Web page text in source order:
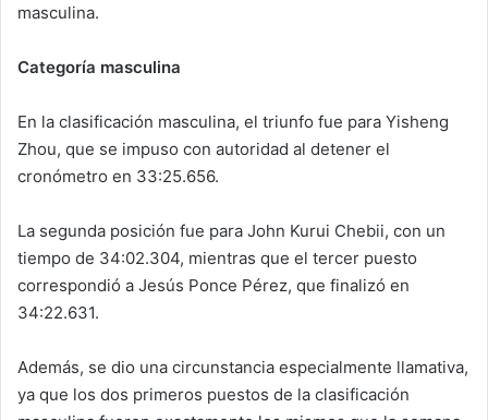
masculina.
Categoría masculina
En la clasificación masculina, el triunfo fue para Yisheng
Zhou, que se impuso con autoridad al detener el
cronómetro en 33:25.656.
La segunda posición fue para John Kurui Chebii, con un
tiempo de 34:02.304, mientras que el tercer puesto
correspondió a Jesús Ponce Pérez, que finalizó en
34:22.631.
Además, se dio una circunstancia especialmente llamativa,
ya que los dos primeros puestos de la clasificación